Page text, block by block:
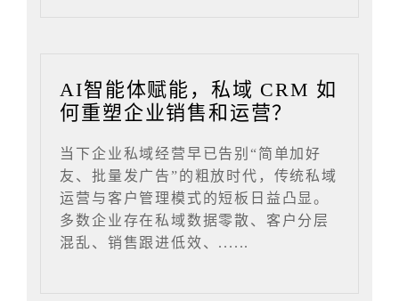
AI智能体赋能，私域 CRM 如
何重塑企业销售和运营？
当下企业私域经营早已告别“简单加好
友、批量发广告”的粗放时代，传统私域
运营与客户管理模式的短板日益凸显。
多数企业存在私域数据零散、客户分层
混乱、销售跟进低效、......